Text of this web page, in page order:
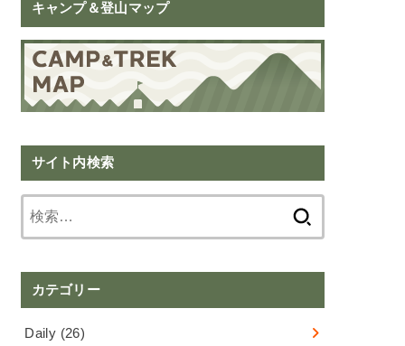
キャンプ＆登山マップ
サイト内検索
カテゴリー
Daily (26)